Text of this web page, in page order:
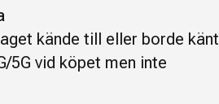
kände till eller borde känt
5G vid köpet men inte